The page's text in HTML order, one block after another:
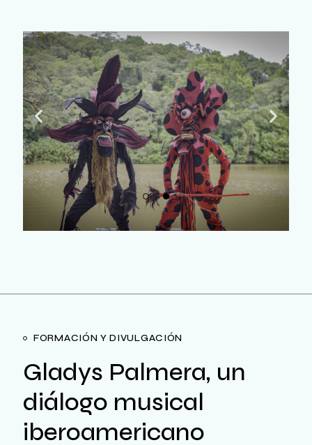
FORMACIÓN Y DIVULGACIÓN
Gladys Palmera, un
diálogo musical
iberoamericano